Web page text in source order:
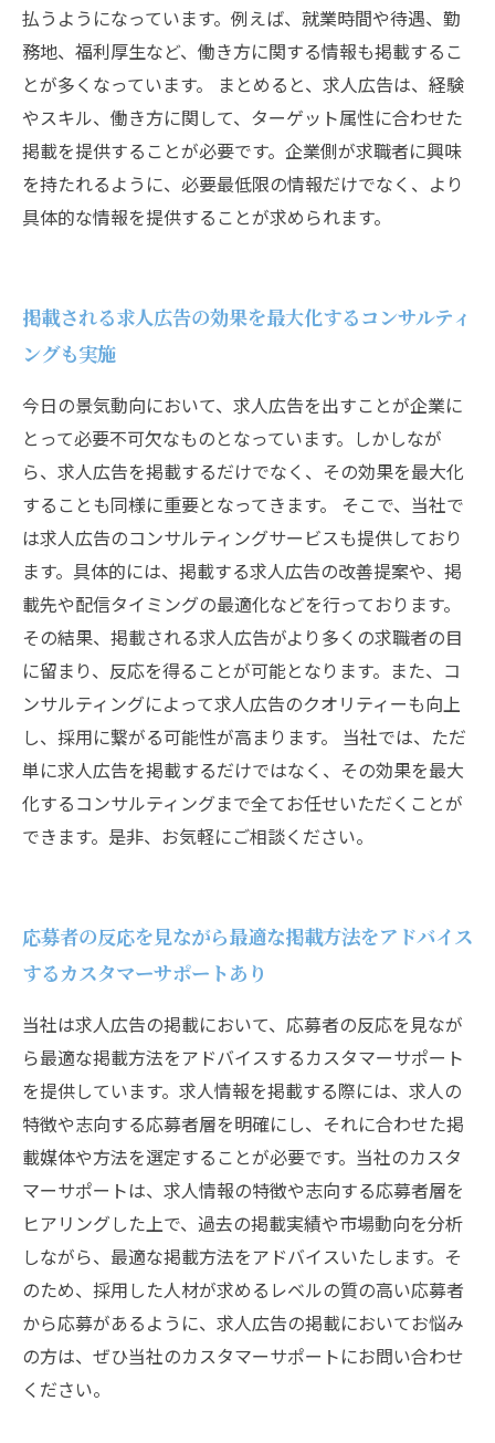
払うようになっています。例えば、就業時間や待遇、勤
務地、福利厚生など、働き方に関する情報も掲載するこ
とが多くなっています。 まとめると、求人広告は、経験
やスキル、働き方に関して、ターゲット属性に合わせた
掲載を提供することが必要です。企業側が求職者に興味
を持たれるように、必要最低限の情報だけでなく、より
具体的な情報を提供することが求められます。
掲載される求人広告の効果を最大化するコンサルティ
ングも実施
今日の景気動向において、求人広告を出すことが企業に
とって必要不可欠なものとなっています。しかしなが
ら、求人広告を掲載するだけでなく、その効果を最大化
することも同様に重要となってきます。 そこで、当社で
は求人広告のコンサルティングサービスも提供しており
ます。具体的には、掲載する求人広告の改善提案や、掲
載先や配信タイミングの最適化などを行っております。
その結果、掲載される求人広告がより多くの求職者の目
に留まり、反応を得ることが可能となります。また、コ
ンサルティングによって求人広告のクオリティーも向上
し、採用に繋がる可能性が高まります。 当社では、ただ
単に求人広告を掲載するだけではなく、その効果を最大
化するコンサルティングまで全てお任せいただくことが
できます。是非、お気軽にご相談ください。
応募者の反応を見ながら最適な掲載方法をアドバイス
するカスタマーサポートあり
当社は求人広告の掲載において、応募者の反応を見なが
ら最適な掲載方法をアドバイスするカスタマーサポート
を提供しています。求人情報を掲載する際には、求人の
特徴や志向する応募者層を明確にし、それに合わせた掲
載媒体や方法を選定することが必要です。当社のカスタ
マーサポートは、求人情報の特徴や志向する応募者層を
ヒアリングした上で、過去の掲載実績や市場動向を分析
しながら、最適な掲載方法をアドバイスいたします。そ
のため、採用した人材が求めるレベルの質の高い応募者
から応募があるように、求人広告の掲載においてお悩み
の方は、ぜひ当社のカスタマーサポートにお問い合わせ
ください。